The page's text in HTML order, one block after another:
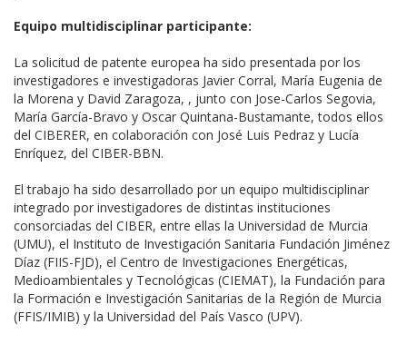
Equipo multidisciplinar participante:
La solicitud de patente europea ha sido presentada por los
investigadores e investigadoras Javier Corral, María Eugenia de
la Morena y David Zaragoza, , junto con Jose-Carlos Segovia,
María García-Bravo y Oscar Quintana-Bustamante, todos ellos
del CIBERER, en colaboración con José Luis Pedraz y Lucía
Enríquez, del CIBER-BBN.
El trabajo ha sido desarrollado por un equipo multidisciplinar
integrado por investigadores de distintas instituciones
consorciadas del CIBER, entre ellas la Universidad de Murcia
(UMU), el Instituto de Investigación Sanitaria Fundación Jiménez
Díaz (FIIS-FJD), el Centro de Investigaciones Energéticas,
Medioambientales y Tecnológicas (CIEMAT), la Fundación para
la Formación e Investigación Sanitarias de la Región de Murcia
(FFIS/IMIB) y la Universidad del País Vasco (UPV).